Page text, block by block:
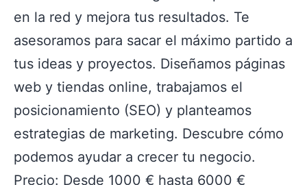
en la red y mejora tus resultados. Te
asesoramos para sacar el máximo partido a
tus ideas y proyectos. Diseñamos páginas
web y tiendas online, trabajamos el
posicionamiento (SEO) y planteamos
estrategias de marketing. Descubre cómo
podemos ayudar a crecer tu negocio.
Precio: Desde 1000 € hasta 6000 €